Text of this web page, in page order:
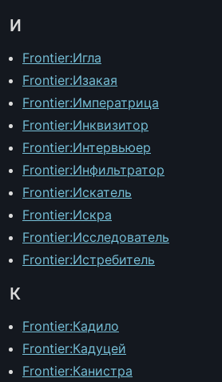
И
Frontier:Игла
Frontier:Изакая
Frontier:Императрица
Frontier:Инквизитор
Frontier:Интервьюер
Frontier:Инфильтратор
Frontier:Искатель
Frontier:Искра
Frontier:Исследователь
Frontier:Истребитель
К
Frontier:Кадило
Frontier:Кадуцей
Frontier:Канистра